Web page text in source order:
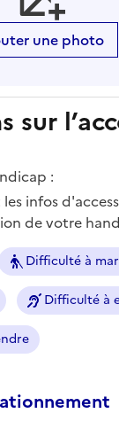
une photo
sur
:
infos
de votre
Difficulté à
Difficulté à